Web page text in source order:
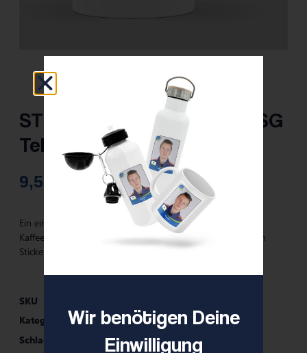
STICKERFREUNDE-Tasse – SG
Telgte
9,50
Ein einzigartiges Trinkerlebnis mit deinem Sticker! Verleihe
Kaffee, Kakao & Co. Persönlichkeit mit deinem individuellen
Sticker gedruckt auf deine Tasse.
SKU
Kategorie
SG Telgte Merch
Schlagwort Tasse
Wir benötigen Deine
Einwilligung